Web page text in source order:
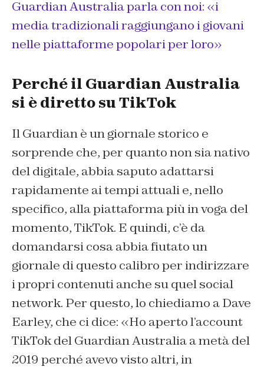
Guardian Australia parla con noi: «i
media tradizionali raggiungano i giovani
nelle piattaforme popolari per loro»
Perché il Guardian Australia
si è diretto su TikTok
Il Guardian è un giornale storico e
sorprende che, per quanto non sia nativo
del digitale, abbia saputo adattarsi
rapidamente ai tempi attuali e, nello
specifico, alla piattaforma più in voga del
momento, TikTok. E quindi, c’è da
domandarsi cosa abbia fiutato un
giornale di questo calibro per indirizzare
i propri contenuti anche su quel social
network. Per questo, lo chiediamo a Dave
Earley, che ci dice: «Ho aperto l’account
TikTok del Guardian Australia a metà del
2019 perché avevo visto altri, in